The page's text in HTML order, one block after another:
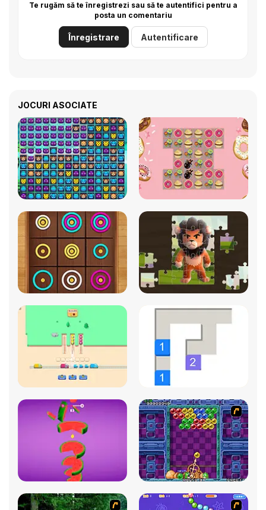
Te rugăm să te înregistrezi sau să te autentifici pentru a
posta un comentariu
Înregistrare Autentificare
JOCURI ASOCIATE